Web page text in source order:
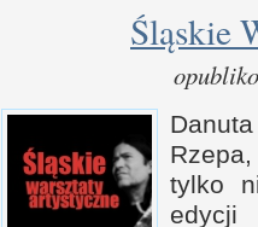
Śląskie
tylko
edycji